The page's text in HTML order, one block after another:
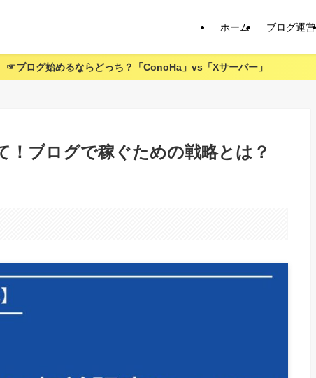
ホーム ブログ運営
☞ブログ始めるならどっち？「ConoHa」vs「Xサーバー」
！ブログで稼ぐための戦略とは？